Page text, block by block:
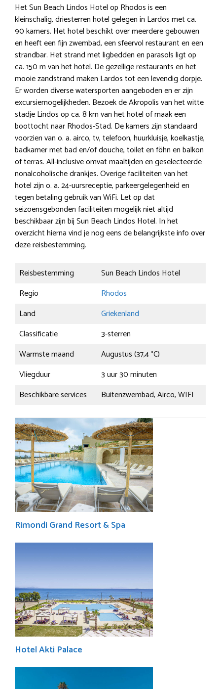
Het Sun Beach Lindos Hotel op Rhodos is een
kleinschalig, driesterren hotel gelegen in Lardos met ca.
90 kamers. Het hotel beschikt over meerdere gebouwen
en heeft een fijn zwembad, een sfeervol restaurant en een
strandbar. Het strand met ligbedden en parasols ligt op
ca. 150 m van het hotel. De gezellige restaurants en het
mooie zandstrand maken Lardos tot een levendig dorpje.
Er worden diverse watersporten aangeboden en er zijn
excursiemogelijkheden. Bezoek de Akropolis van het witte
stadje Lindos op ca. 8 km van het hotel of maak een
boottocht naar Rhodos-Stad. De kamers zijn standaard
voorzien van o. a. airco, tv, telefoon, huurkluisje, koelkastje,
badkamer met bad en/of douche, toilet en föhn en balkon
of terras. All-inclusive omvat maaltijden en geselecteerde
nonalcoholische drankjes. Overige faciliteiten van het
hotel zijn o. a. 24-uursreceptie, parkeergelegenheid en
tegen betaling gebruik van WiFi. Let op dat
seizoensgebonden faciliteiten mogelijk niet altijd
beschikbaar zijn bij Sun Beach Lindos Hotel. In het
overzicht hierna vind je nog eens de belangrijkste info over
deze reisbestemming.
Reisbestemming
Sun Beach Lindos Hotel
Regio
Rhodos
Land
Griekenland
Classificatie
3-sterren
Warmste maand
Augustus (37,4 °C)
Vliegduur
3 uur 30 minuten
Beschikbare services
Buitenzwembad, Airco, WIFI
Rimondi Grand Resort & Spa
Hotel Akti Palace